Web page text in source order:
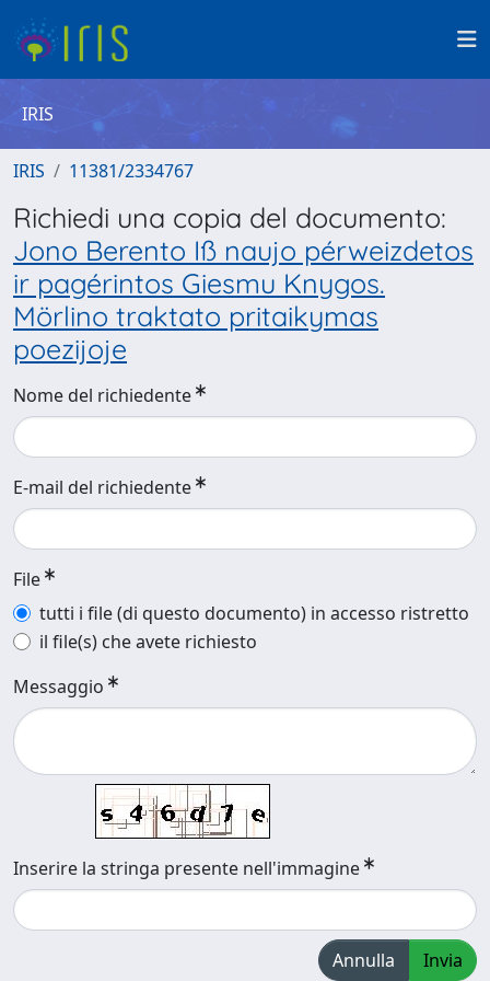
IRIS
IRIS 11381/2334767
Richiedi una copia del documento:
Jono Berento Iß naujo pérweizdetos
ir pagérintos Giesmu Knygos.
Mörlino traktato pritaikymas
poezijoje
Nome del richiedente
E-mail del richiedente
File
tutti i file (di questo documento) in accesso ristretto
il file(s) che avete richiesto
Messaggio
Inserire la stringa presente nell'immagine
Annulla Invia